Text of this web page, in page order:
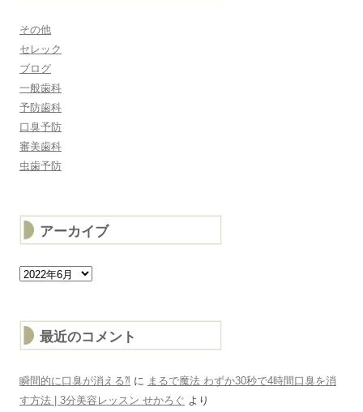
その他
セレック
ブログ
一般歯科
予防歯科
口臭予防
審美歯科
虫歯予防
アーカイブ
ア
ー
最近のコメント
瞬間的に口臭が消える⁈ に まるで魔法 わずか30秒で4時間口臭を消
す方法 | 3分美容レッスン せかろぐ より